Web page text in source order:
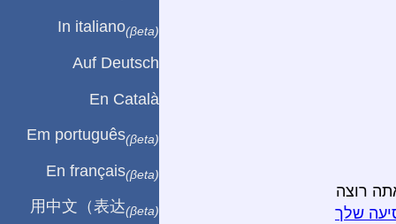
רוצה
שלך
In italiano(βeta)
Auf Deutsch
En Català
Em português(βeta)
En français(βeta)
用中文（表达(βeta)